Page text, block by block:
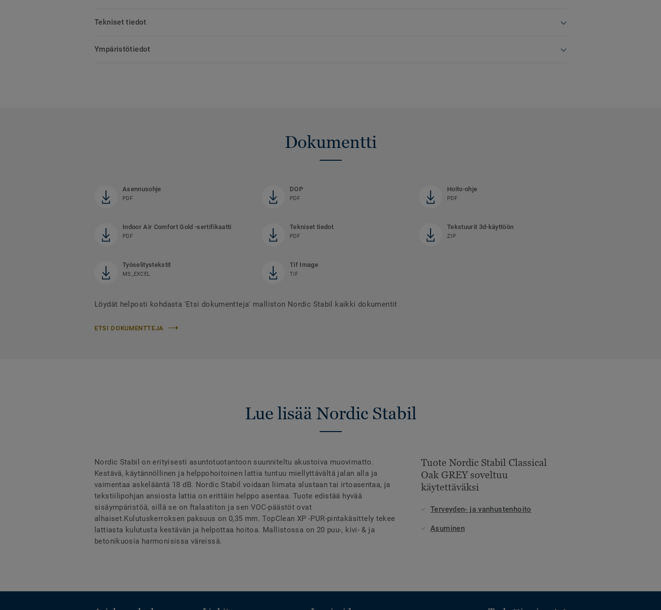
Tekniset tiedot
Ympäristötiedot
Dokumentti
Asennusohje
PDF
DOP
PDF
Hoito-ohje
PDF
Indoor Air Comfort Gold -sertifikaatti
PDF
Tekniset tiedot
PDF
Tekstuurit 3d-käyttöön
ZIP
Työselitystekstit
MS_EXCEL
Tif Image
TIF
Löydät helposti kohdasta 'Etsi dokumentteja' malliston Nordic Stabil kaikki dokumentit
ETSI DOKUMENTTEJA
Lue lisää Nordic Stabil
Nordic Stabil on erityisesti asuntotuotantoon suunniteltu akustoiva muovimatto.
Kestävä, käytännöllinen ja helppohoitoinen lattia tuntuu miellyttävältä jalan alla ja
vaimentaa askelääntä 18 dB. Nordic Stabil voidaan liimata alustaan tai irtoasentaa, ja
tekstiilipohjan ansiosta lattia on erittäin helppo asentaa. Tuote edistää hyvää
sisäympäristöä, sillä se on ftalaatiton ja sen VOC-päästöt ovat
alhaiset.Kulutuskerroksen paksuus on 0,35 mm. TopClean XP -PUR-pintakäsittely tekee
lattiasta kulutusta kestävän ja helpottaa hoitoa. Mallistossa on 20 puu-, kivi- & ja
betonikuosia harmonisissa väreissä.
Tuote Nordic Stabil Classical
Oak GREY soveltuu
käytettäväksi
Terveyden- ja vanhustenhoito
Asuminen